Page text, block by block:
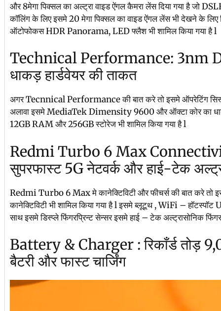
और 8मेगा पिक्सल का अल्ट्रा वाइड ऐंगल कैमरा लेंस दिया गया है जो
कॉलिंग के लिए इसमे 20 मेगा पिक्सल का वाइड ऐंगल लेंस भी देखने के लिए
ऑटोफोकस HDR Panorama, LED फ्लैश भी शामिल किया गया है l
Technical Performance: 3nm
धाकड़ हार्डवेयर की ताकत
अगर Tecnnical Performance की बात करे तो इसमे ऑपरेटिंग
अलावा इसमे MediaTek Dimensity 9600 और ऑक्टा कोर का
12GB RAM और 256GB स्टोरेज भी शामिल किया गया है l
Redmi Turbo 6 Max
सुपरफास्ट 5G नेटवर्क और हाई-टेक
Redmi Turbo 6 Max मे कानेक्टिविटी और फीचर्स की बात करे तो
कानेक्टिविटी भी शामिल किया गया है l इसमे ब्लूटूथ , WiFi – हॉटस्पॉट
साथ इसमे डिस्प्ले फिंगरप्रिन्ट सेन्सर इसमे हाई – टेक अल्ट्रासोनिक
Battery & Charger : रिकाँर्ड तोड़
बैटरी और फास्ट चार्जिंग